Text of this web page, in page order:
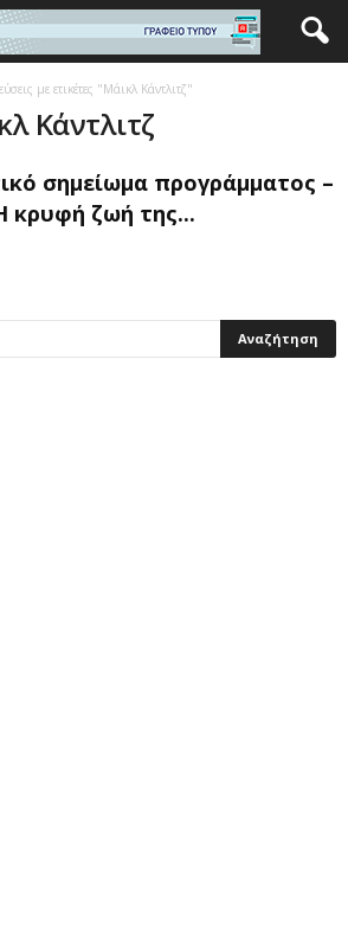
με ετικέτες "Μάικλ Κάντλιτζ"
Κάντλιτζ
σημείωμα προγράμματος –
κρυφή ζωή της...